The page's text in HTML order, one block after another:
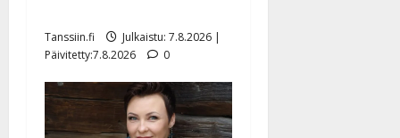
Tanssiin.fi
Julkaistu: 7.8.2026 |
Päivitetty:7.8.2026
0